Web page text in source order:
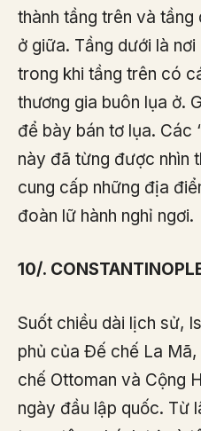
thành tầng trên và
ở giữa. Tầng dưới là
trong khi tầng trên có
thương gia buôn lụa ở.
để bày bán tơ lụa. Các
này đã từng được nhìn
cung cấp những địa
đoàn lữ hành nghỉ ngơi.
10/.
Suốt chiều dài lịch sử,
phủ của Đế chế La
chế Ottoman và Cộng
ngày đầu lập quốc. Từ